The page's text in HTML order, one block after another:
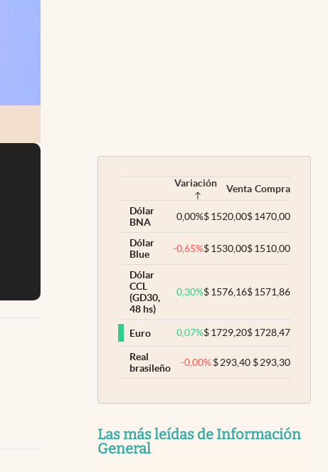
Variación Venta Compra
Dólar
BNA
0,00%$1520,00$1470,00
Dólar
Blue
-0,65%$1530,00$1510,00
Dólar
CCL
(GD30,
48 hs)
0,30%$1576,16$1571,86
Euro 0,07%$1729,20$1728,47
Real
brasileño
-0,00% $293,40 $293,30
Las más leídas de Información
General